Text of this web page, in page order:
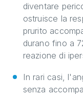
diventare
ostruisce la
prurito
durano fino a
reazione di
In rari casi,
senza